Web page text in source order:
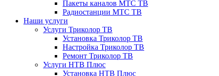
Пакеты каналов МТС ТВ
Радиостанции МТС ТВ
Наши услуги
Услуги Триколор ТВ
Установка Триколор ТВ
Настройка Триколор ТВ
Ремонт Триколор ТВ
Услуги НТВ Плюс
Установка НТВ Плюс